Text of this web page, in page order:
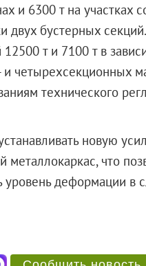
и 6300 т на
двух бустерных
т и 7100 т в
четырехсекционных
технического
новую
что
деформации в